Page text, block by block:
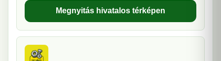
Megnyitás hivatalos térképen